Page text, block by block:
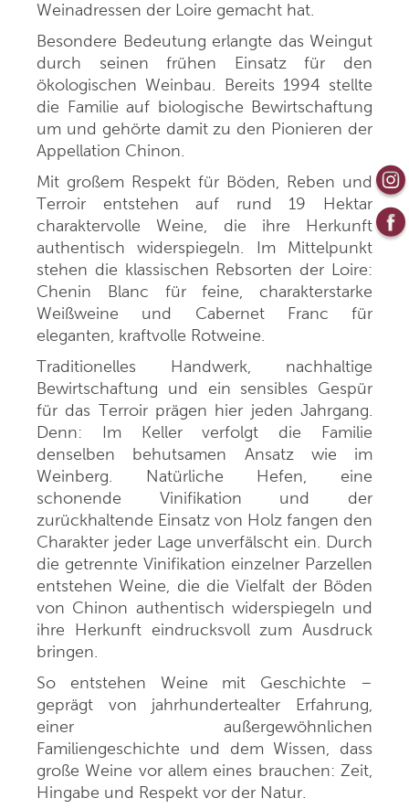
Weinadressen der Loire gemacht hat.
Besondere Bedeutung erlangte das Weingut
durch seinen frühen Einsatz für den
ökologischen Weinbau. Bereits 1994 stellte
die Familie auf biologische Bewirtschaftung
um und gehörte damit zu den Pionieren der
Appellation Chinon.
Mit großem Respekt für Böden, Reben und
Terroir entstehen auf rund 19 Hektar
charaktervolle Weine, die ihre Herkunft
authentisch widerspiegeln. Im Mittelpunkt
stehen die klassischen Rebsorten der Loire:
Chenin Blanc für feine, charakterstarke
Weißweine und Cabernet Franc für
eleganten, kraftvolle Rotweine.
Traditionelles Handwerk, nachhaltige
Bewirtschaftung und ein sensibles Gespür
für das Terroir prägen hier jeden Jahrgang.
Denn: Im Keller verfolgt die Familie
denselben behutsamen Ansatz wie im
Weinberg. Natürliche Hefen, eine
schonende Vinifikation und der
zurückhaltende Einsatz von Holz fangen den
Charakter jeder Lage unverfälscht ein. Durch
die getrennte Vinifikation einzelner Parzellen
entstehen Weine, die die Vielfalt der Böden
von Chinon authentisch widerspiegeln und
ihre Herkunft eindrucksvoll zum Ausdruck
bringen.
So entstehen Weine mit Geschichte –
geprägt von jahrhundertealter Erfahrung,
einer außergewöhnlichen
Familiengeschichte und dem Wissen, dass
große Weine vor allem eines brauchen: Zeit,
Hingabe und Respekt vor der Natur.